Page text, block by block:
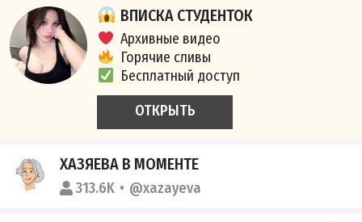
ВПИСКА СТУДЕНТОК
Архивные видео
Горячие сливы
Бесплатный доступ
ОТКРЫТЬ
ХАЗЯЕВА В МОМЕНТЕ
313.6K @xazayeva